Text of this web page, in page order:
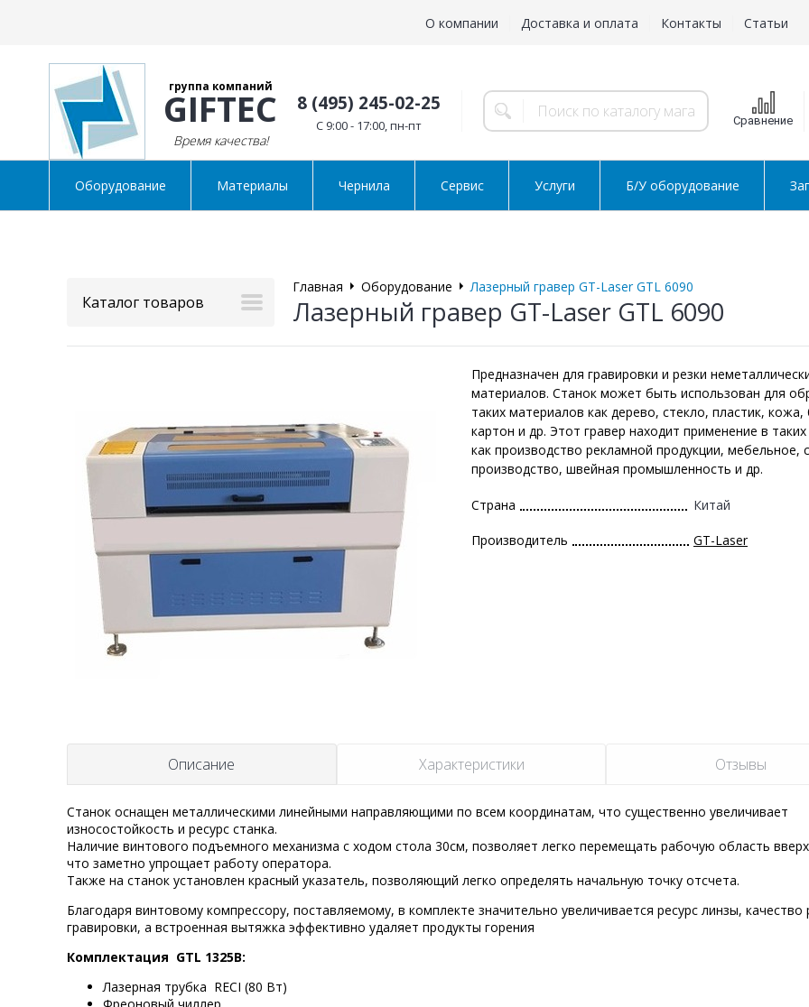
О компании Доставка и оплата Контакты Статьи
группа компаний
GIFTEC
Время качества!
8 (495) 245-02-25
C 9:00 - 17:00, пн-пт Сравнение
Оборудование Материалы Чернила Сервис Услуги Б/У оборудование
Каталог товаров
Главная Оборудование Лазерный гравер GT-Laser GTL 6090
Лазерный гравер GT-Laser GTL 6090
Предназначен для гравировки и резки
материалов. Станок может быть использован для
таких материалов как дерево, стекло, пластик, кожа,
картон и др. Этот гравер находит применение в
как производство рекламной продукции, мебельное,
производство, швейная промышленность и др.
Страна Китай
Производитель GT-Laser
Описание Характеристики Отзывы
Станок оснащен металлическими линейными направляющими по всем координатам, что существенно увеличивает
износостойкость и ресурс станка.
Наличие винтового подъемного механизма с ходом стола 30см, позволяет легко перемещать рабочую область
что заметно упрощает работу оператора.
Также на станок установлен красный указатель, позволяющий легко определять начальную точку отсчета.
Благодаря винтовому компрессору, поставляемому, в комплекте значительно увеличивается ресурс линзы, качество
гравировки, а встроенная вытяжка эффективно удаляет продукты горения
Комплектация GTL 1325B:
Лазерная трубка RECI (80 Вт)
Фреоновый чиллер